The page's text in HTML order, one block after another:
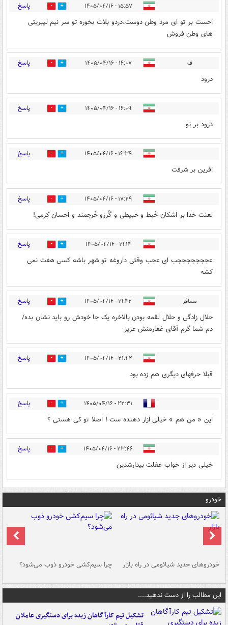
۱۵:۵۷ - ۱۴۰۵/۰۴/۱۶ 2 پاسخ
احست بر تو ای مرد وطن دوست،دردو بلات بخوره تو سر نیم لیبریتی
های وطن فروش
ف ۱۶:۰۷ - ۱۴۰۵/۰۴/۱۶ 2 پاسخ
درود
۱۶:۰۹ - ۱۴۰۵/۰۴/۱۶ 2 پاسخ
درود بر تو
۱۶:۳۹ - ۱۴۰۵/۰۴/۱۶ 2 پاسخ
افرین بر شرفت
۱۷:۲۹ - ۱۴۰۵/۰۴/۱۶ 1 پاسخ
لعنت خدا بر اشکان خَبط و خبیطی و گُرزو خَرجمند و احسان کِرمی!
۱۹:۱۴ - ۱۴۰۵/۰۴/۱۶ 0 پاسخ
عجججججججب ای عجب وقتی داروغه تو شهر باشه کسی هفت نمی
کشه
مسافر ۱۹:۴۲ - ۱۴۰۵/۰۴/۱۶ 1 پاسخ
حلال زادگی و حلال لقمه بودن بالاخره یک جا خودش رو باید نشان بده/
دم شما گرم آقای غفارمنش عزیز
۲۱:۴۲ - ۱۴۰۵/۰۴/۱۶ 0 پاسخ
قبلا حرفهای دیگری هم زده بود
۲۲:۳۱ - ۱۴۰۵/۰۴/۱۶ 0 پاسخ
این « من هم » خیلی ازار دهنده ست ! اصلا تو کی هستی ؟
۲۳:۴۶ - ۱۴۰۵/۰۴/۱۶ 0 پاسخ
خیلی دیر از خواب غفلت بیدارشدین
خودرو
خودروهای جدید شیائومی در راه بازار چرا سیم‌کشی خودرو ذوب می‌شود؟
این مطالب را از دست ندهید....
تشکیل تیم کارآگاهان زبده برای دستگیری عاملان